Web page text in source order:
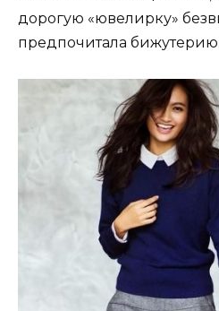
дорогую «ювелирку»
предпочитала бижутерию.